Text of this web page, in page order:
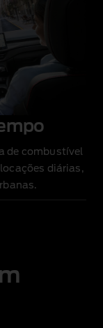
de combustível
diárias,